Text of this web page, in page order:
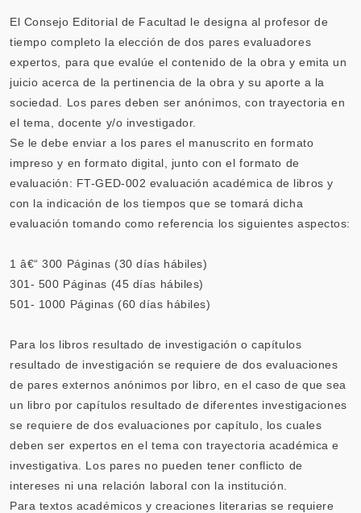
El Consejo Editorial de Facultad le designa al profesor de
tiempo completo la elección de dos pares evaluadores
expertos, para que evalúe el contenido de la obra y emita un
juicio acerca de la pertinencia de la obra y su aporte a la
sociedad. Los pares deben ser anónimos, con trayectoria en
el tema, docente y/o investigador.
Se le debe enviar a los pares el manuscrito en formato
impreso y en formato digital, junto con el formato de
evaluación: FT-GED-002 evaluación académica de libros y
con la indicación de los tiempos que se tomará dicha
evaluación tomando como referencia los siguientes aspectos:
1 â€“ 300 Páginas (30 días hábiles)
301- 500 Páginas (45 días hábiles)
501- 1000 Páginas (60 días hábiles)
Para los libros resultado de investigación o capítulos
resultado de investigación se requiere de dos evaluaciones
de pares externos anónimos por libro, en el caso de que sea
un libro por capítulos resultado de diferentes investigaciones
se requiere de dos evaluaciones por capítulo, los cuales
deben ser expertos en el tema con trayectoria académica e
investigativa. Los pares no pueden tener conflicto de
intereses ni una relación laboral con la institución.
Para textos académicos y creaciones literarias se requiere